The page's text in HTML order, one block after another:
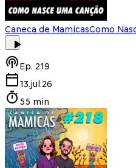
Caneca de MamicasComo
Ep. 219
13.jul.26
55 min